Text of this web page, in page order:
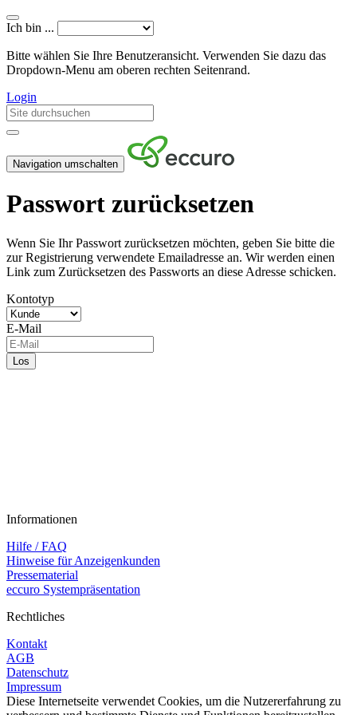
Ich bin ...
Bitte wählen Sie Ihre Benutzeransicht. Verwenden Sie dazu das
Dropdown-Menu am oberen rechten Seitenrand.
Login
Navigation umschalten
Passwort zurücksetzen
Wenn Sie Ihr Passwort zurücksetzen möchten, geben Sie bitte die
zur Registrierung verwendete Emailadresse an. Wir werden einen
Link zum Zurücksetzen des Passworts an diese Adresse schicken.
Kontotyp
E-Mail
Informationen
Hilfe / FAQ
Hinweise für Anzeigenkunden
Pressematerial
eccuro Systempräsentation
Rechtliches
Kontakt
AGB
Datenschutz
Impressum
Diese Internetseite verwendet Cookies, um die Nutzererfahrung zu